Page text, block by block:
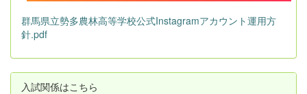
群馬県立勢多農林高等学校公式Instagramアカウント運用方
針.pdf
入試関係はこちら